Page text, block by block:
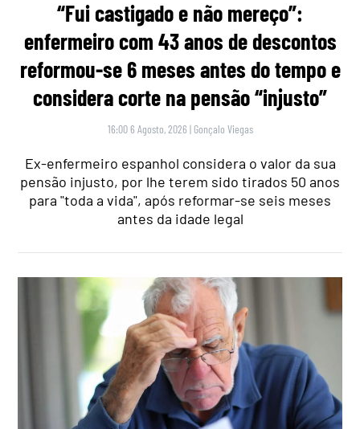
“Fui castigado e não mereço”:
enfermeiro com 43 anos de descontos
reformou-se 6 meses antes do tempo e
considera corte na pensão “injusto”
16:00 6 Agosto, 2026 | Gonçalo Viegas
Ex-enfermeiro espanhol considera o valor da sua
pensão injusto, por lhe terem sido tirados 50 anos
para "toda a vida", após reformar-se seis meses
antes da idade legal